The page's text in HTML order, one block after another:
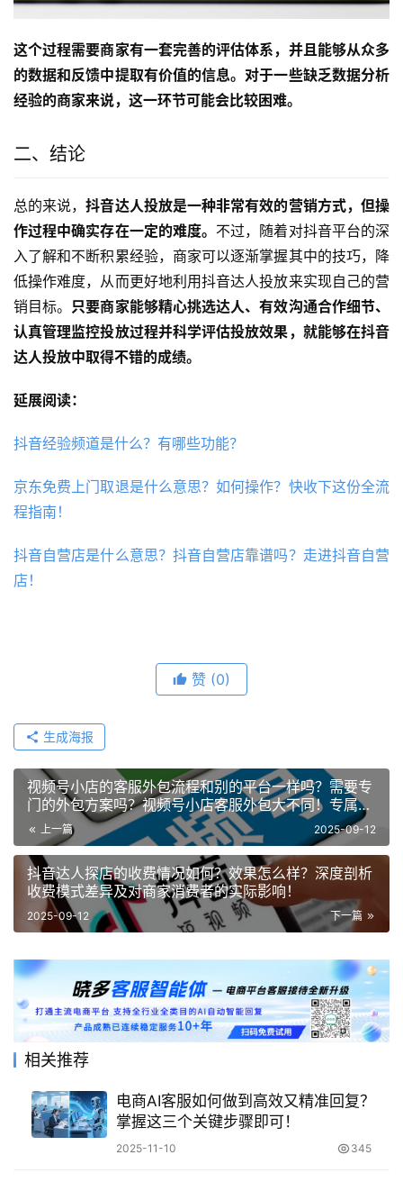
这个过程需要商家有一套完善的评估体系，并且能够从众多
的数据和反馈中提取有价值的信息。对于一些缺乏数据分析
经验的商家来说，这一环节可能会比较困难。
二、结论
总的来说，抖音达人投放是一种非常有效的营销方式，但操
作过程中确实存在一定的难度。 不过，随着对抖音平台的深
入了解和不断积累经验，商家可以逐渐掌握其中的技巧，降
低操作难度，从而更好地利用抖音达人投放来实现自己的营
销目标。 只要商家能够精心挑选达人、有效沟通合作细节、
认真管理监控投放过程并科学评估投放效果，就能够在抖音
达人投放中取得不错的成绩。
延展阅读：
抖音经验频道是什么？有哪些功能？
京东免费上门取退是什么意思？如何操作？快收下这份全流
程指南！
抖音自营店是什么意思？抖音自营店靠谱吗？走进抖音自营
店！
赞 (0)
生成海报
视频号小店的客服外包流程和别的平台一样吗？需要专
门的外包方案吗？视频号小店客服外包大不同！专属方
案破解平台差异难题
上一篇 2025-09-12
抖音达人探店的收费情况如何？效果怎么样？深度剖析
收费模式差异及对商家消费者的实际影响！
下一篇
2025-09-12
相关推荐
电商AI客服如何做到高效又精准回复？
掌握这三个关键步骤即可！
2025-11-10 345